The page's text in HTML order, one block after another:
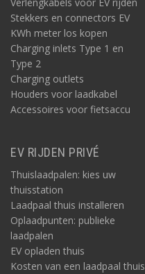
Stekkers en connectors EV
KWh meter los kopen
Charging inlets Type 1 en
Type 2
Charging outlets
Houders voor laadkabel
Accessoires voor fietsaccu
EV RIJDEN PRIVÉ
Thuislaadpalen: kies uw
thuisstation
Laadpaal thuis installeren
Oplaadpunten: publieke
laadpalen
EV opladen thuis
Kosten van een laadpaal thuis